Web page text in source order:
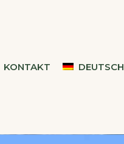
KONTAKT DEUTSCH